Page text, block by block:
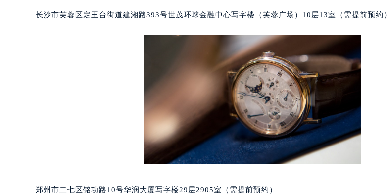
吉林省延边市延吉市解放路宝玑售后服务中心（需提前预约）
辽宁省鞍山市铁东区站前街宝玑售后服务中心（需提前预约）
辽宁省本溪市平山区胜利路宝玑售后服务中心（需提前预约）
辽宁省朝阳市双塔区新华路宝玑售后服务中心（需提前预约）
辽宁省丹东市振兴区七经街宝玑售后服务中心（需提前预约）
辽宁省抚顺市新抚区东一路宝玑售后服务中心（需提前预约）
辽宁省阜新市海州区解放大街宝玑售后服务中心（需提前预约）
辽宁省葫芦岛市连山区中央路宝玑售后服务中心（需提前预约）
辽宁省锦州市古塔区中央大街宝玑售后服务中心（需提前预约）
辽宁省辽阳市白塔区新运大街宝玑售后服务中心（需提前预约）
辽宁省盘锦市兴隆台区石油大街宝玑售后服务中心（需提前预约）
辽宁省营口市站前区市府路与渤海大街交叉口宝玑售后服务中心（需提前预约）
长沙市芙蓉区定王台街道建湘路393号世茂环球金融中心写字楼（芙蓉广场）10层13室（需提前预约）
郑州市二七区铭功路10号华润大厦写字楼29层2905室（需提前预约）